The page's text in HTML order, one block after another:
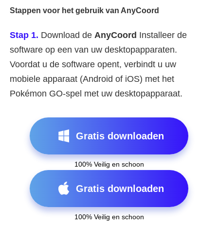
Stappen voor het gebruik van AnyCoord
Stap 1. Download de AnyCoord Installeer de
software op een van uw desktopapparaten.
Voordat u de software opent, verbindt u uw
mobiele apparaat (Android of iOS) met het
Pokémon GO-spel met uw desktopapparaat.
Gratis downloaden
100% Veilig en schoon
Gratis downloaden
100% Veilig en schoon